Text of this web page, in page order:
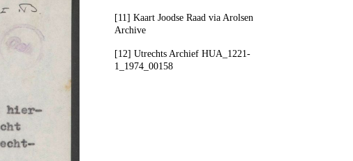
[11] Kaart Joodse Raad via Arolsen
Archive
[12] Utrechts Archief HUA_1221-
1_1974_00158